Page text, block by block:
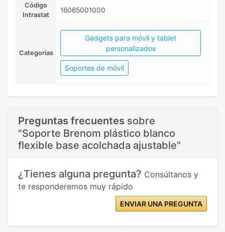
Código
Intrastat
16065001000
Categorias
Gadgets para móvil y tablet
personalizados
Soportes de móvil
Preguntas frecuentes sobre
"Soporte Brenom plástico blanco
flexible base acolchada ajustable"
¿Tienes alguna pregunta? Consúltanos y
te responderemos muy rápido
ENVIAR UNA PREGUNTA